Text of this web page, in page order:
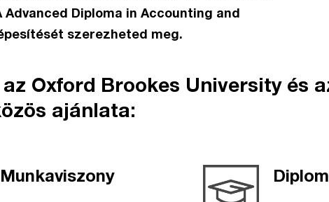
Advanced Diploma in Accounting and
szerezheted meg.
az Oxford Brookes University és
ajánlata:
Munkaviszony